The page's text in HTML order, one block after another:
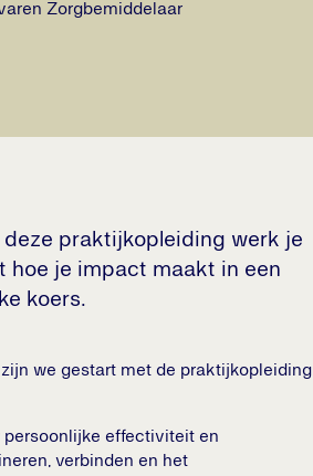
Zorgbemiddelaar
deze praktijkopleiding werk je
hoe je impact maakt in een
koers.
we gestart met de praktijkopleiding
persoonlijke effectiviteit en
verbinden en het